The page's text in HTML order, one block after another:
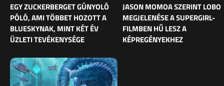
EGY ZUCKERBERGET GÚNYOLÓ
PÓLÓ, AMI TÖBBET HOZOTT A
BLUESKYNAK, MINT KÉT ÉV
ÜZLETI TEVÉKENYSÉGE
JASON MOMOA SZERINT LOBO
MEGJELENÉSE A SUPERGIRL-
FILMBEN HŰ LESZ A
KÉPREGÉNYEKHEZ